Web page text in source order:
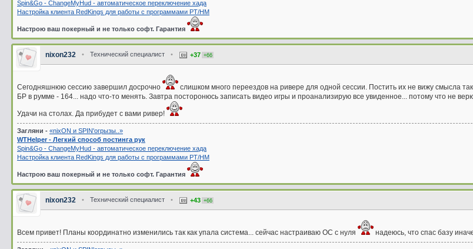
Spin&Go - ChangeMyHud - автоматическое переключение хада
Настройка клиента RedKings для работы с программами PT/HM
Настрою ваш покерный и не только софт. Гарантия
nixon232 • Технический специалист • +37 +66
Сегодняшнюю сессию завершил досрочно
слишком много переездов на ривере для одной сессии. Постить их не вижу смысла
БР в румме - 164... надо что-то менять. Завтра посторонюсь записать видео игры и проанализирую все увиденное... потому что не
Удачи на столах. Да прибудет с вами ривер!
Загляни - «nixON и SPIN'oгрызы..»
WTHelper - Легкий способ постинга рук
Spin&Go - ChangeMyHud - автоматическое переключение хада
Настройка клиента RedKings для работы с программами PT/HM
Настрою ваш покерный и не только софт. Гарантия
nixon232 • Технический специалист • +43 +66
Всем привет! Планы координатно изменились так как упала система... сейчас настраиваю ОС с нуля надеюсь, что спас базу